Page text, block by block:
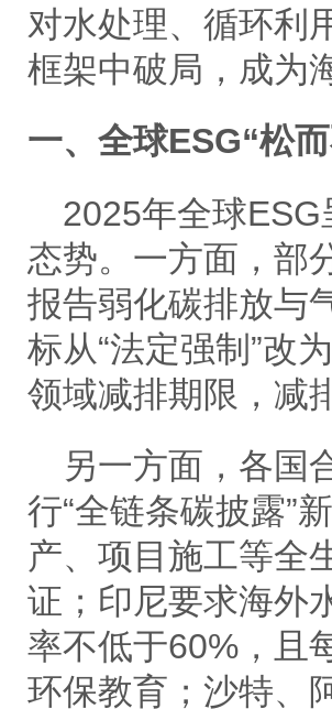
对水处理、循环利
框架中破局，成为
一、全球ESG“松
2025年全球ESG
态势。一方面，部
报告弱化碳排放与
标从“法定强制”改
领域减排期限，减
另一方面，各国
行“全链条碳披露”
产、项目施工等全
证；印尼要求海外
率不低于60%，且
环保教育；沙特、